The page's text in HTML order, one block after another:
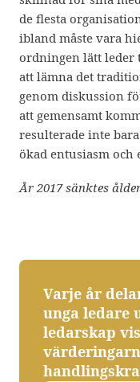
de flesta
ibland måste vara
ordningen lätt
att lämna det
genom diskussion
att gemensamt
resulterade inte
ökad entusiasm och
År 2017 sänktes
Varje år
unga ledare
ledarskap